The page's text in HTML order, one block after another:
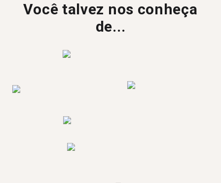
Você talvez nos conheça
de...